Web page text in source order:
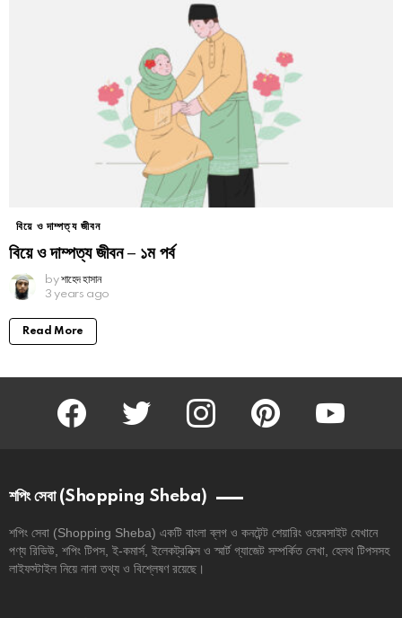
বিয়ে ও দাম্পত্য জীবন
বিয়ে ও দাম্পত্য জীবন – ১ম পর্ব
by শাহেদ হাসান
3 years ago
Read More
facebook twitter instagram pinterest youtube
শপিং সেবা (Shopping Sheba)
শপিং সেবা (Shopping Sheba) একটি বাংলা ব্লগ ও কনটেন্ট শেয়ারিং ওয়েবসাইট যেখানে
পণ্য রিভিউ, শপিং টিপস, ই-কমার্স, ইলেকট্রনিক্স ও স্মার্ট গ্যাজেট সম্পর্কিত লেখা, হেলথ টিপসসহ
লাইফস্টাইল নিয়ে নানা তথ্য ও বিশ্লেষণ রয়েছে।